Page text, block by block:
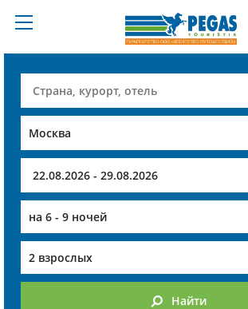
на 6 - 9 ночей
2 взрослых
Найти